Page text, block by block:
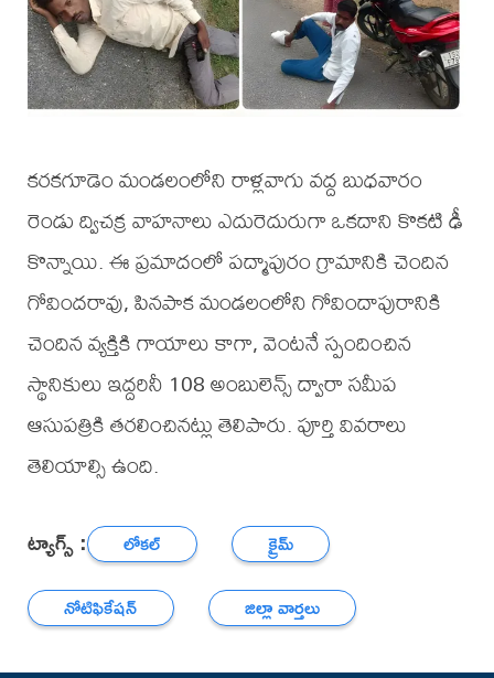
కరకగూడెం మండలంలోని రాళ్లవాగు వద్ద బుధవారం
రెండు ద్విచక్ర వాహనాలు ఎదురెదురుగా ఒకదాని కొకటి ఢీ
కొన్నాయి. ఈ ప్రమాదంలో పద్మాపురం గ్రామానికి చెందిన
గోవిందరావు, పినపాక మండలంలోని గోవిందాపురానికి
చెందిన వ్యక్తికి గాయాలు కాగా, వెంటనే స్పందించిన
స్థానికులు ఇద్దరినీ 108 అంబులెన్స్ ద్వారా సమీప
ఆసుపత్రికి తరలించినట్లు తెలిపారు. పూర్తి వివరాలు
తెలియాల్సి ఉంది.
ట్యాగ్స్ : లోకల్
క్రైమ్
నోటిఫికేషన్
జిల్లా వార్తలు